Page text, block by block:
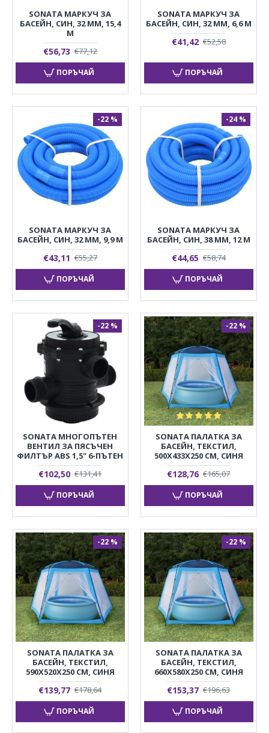
SONATA МАРКУЧ ЗА
БАСЕЙН, СИН, 32 ММ, 15,4
М
€56,73 €77,12
ПОРЪЧАЙ
SONATA МАРКУЧ ЗА
БАСЕЙН, СИН, 32 ММ, 6,6 М
€41,42 €52,58
ПОРЪЧАЙ
-22 %
SONATA МАРКУЧ ЗА
БАСЕЙН, СИН, 32 ММ, 9,9 М
€43,11 €55,27
ПОРЪЧАЙ
-24 %
SONATA МАРКУЧ ЗА
БАСЕЙН, СИН, 38 ММ, 12 М
€44,65 €58,74
ПОРЪЧАЙ
-22 %
SONATA МНОГОПЪТЕН
ВЕНТИЛ ЗА ПЯСЪЧЕН
ФИЛТЪР ABS 1,5" 6-ПЪТЕН
€102,50 €131,41
ПОРЪЧАЙ
-22 %
SONATA ПАЛАТКА ЗА
БАСЕЙН, ТЕКСТИЛ,
500X433X250 СМ, СИНЯ
€128,76 €165,07
ПОРЪЧАЙ
-22 %
SONATA ПАЛАТКА ЗА
БАСЕЙН, ТЕКСТИЛ,
590X520X250 СМ, СИНЯ
€139,77 €178,64
ПОРЪЧАЙ
-22 %
SONATA ПАЛАТКА ЗА
БАСЕЙН, ТЕКСТИЛ,
660X580X250 СМ, СИНЯ
€153,37 €196,63
ПОРЪЧАЙ